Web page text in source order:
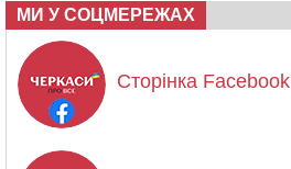
МИ У СОЦМЕРЕЖАХ
Сторінка Facebook